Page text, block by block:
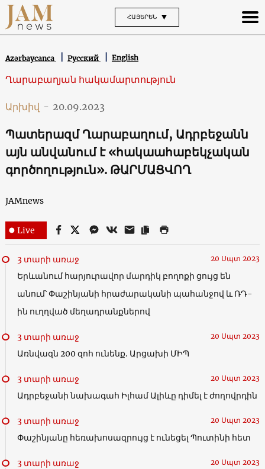
ՀԱՅԵՐԵՆ
Azərbaycanca Русский English
Ղարաբաղյան հակամարտություն
Արխիվ - 20.09.2023
Պատերազմ Ղարաբաղում, Ադրբեջանն
այն անվանում է «հակաահաբեկչական
գործողություն». ԹԱՐՄԱՑՎՈՂ
JAMnews
Live
3 տարի առաջ 20 Սպտ 2023
Երևանում հարյուրավոր մարդիկ բողոքի ցույց են
անում՝ Փաշինյանի հրաժարականի պահանջով և ՌԴ-
ին ուղղված մեղադրանքներով
3 տարի առաջ 20 Սպտ 2023
Առնվազն 200 զոհ ունենք. Արցախի ՄԻՊ
3 տարի առաջ 20 Սպտ 2023
Ադրբեջանի նախագահ Իլհամ Ալիևը դիմել է ժողովրդին
3 տարի առաջ 20 Սպտ 2023
Փաշինյանը հեռախոսազրույց է ունեցել Պուտինի հետ
3 տարի առաջ 20 Սպտ 2023